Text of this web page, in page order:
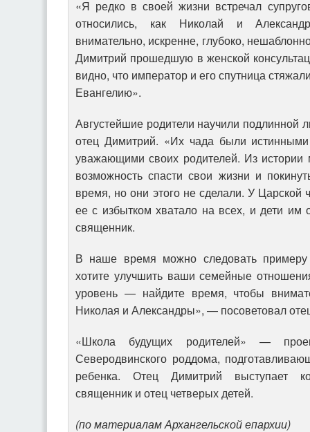
«Я редко в своей жизни встречал
относились, как Николай и
внимательно, искренне, глубоко,
Димитрий прошедшую в женской
видно, что император и его спутница
Евангелию».
Августейшие родители научили подлинной
отец Димитрий. «Их чада были
уважающими своих родителей. Из
возможность спасти свои жизни и
время, но они этого не сделали. У Царской
ее с избытком хватало на всех, и дети им
священник.
В наше время можно следовать
хотите улучшить ваши семейные
уровень — найдите время, чтобы
Николая и Александры», — посоветовал
«Школа будущих родителей» —
Северодвинского роддома,
ребенка. Отец Димитрий выступает
священник и отец четверых детей.
(по материалам Архангельской епархии)